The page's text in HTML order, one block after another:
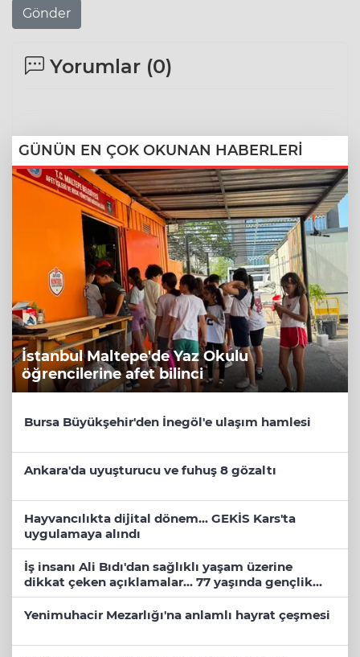
Gönder
Yorumlar (0)
GÜNÜN EN ÇOK OKUNAN HABERLERİ
İstanbul Maltepe'de Yaz Okulu
öğrencilerine afet bilinci
Bursa Büyükşehir'den İnegöl'e ulaşım hamlesi
Ankara'da uyuşturucu ve fuhuş 8 gözaltı
Hayvancılıkta dijital dönem... GEKİS Kars'ta
uygulamaya alındı
İş insanı Ali Bıdı'dan sağlıklı yaşam üzerine
dikkat çeken açıklamalar... 77 yaşında gençlik
mucizesi
Yenimuhacir Mezarlığı'na anlamlı hayrat çeşmesi